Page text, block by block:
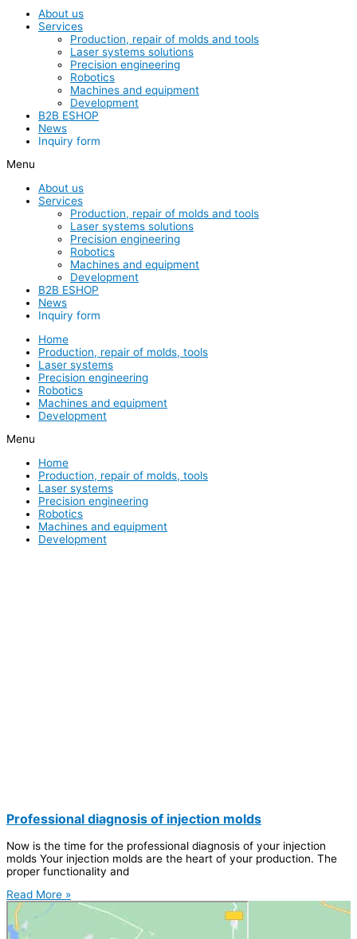
About us
Services
Production, repair of molds and tools
Laser systems solutions
Precision engineering
Robotics
Machines and equipment
Development
B2B ESHOP
News
Inquiry form
Menu
About us
Services
Production, repair of molds and tools
Laser systems solutions
Precision engineering
Robotics
Machines and equipment
Development
B2B ESHOP
News
Inquiry form
Home
Production, repair of molds, tools
Laser systems
Precision engineering
Robotics
Machines and equipment
Development
Menu
Home
Production, repair of molds, tools
Laser systems
Precision engineering
Robotics
Machines and equipment
Development
Professional diagnosis of injection molds
Now is the time for the professional diagnosis of your injection
molds Your injection molds are the heart of your production. The
proper functionality and
Read More »